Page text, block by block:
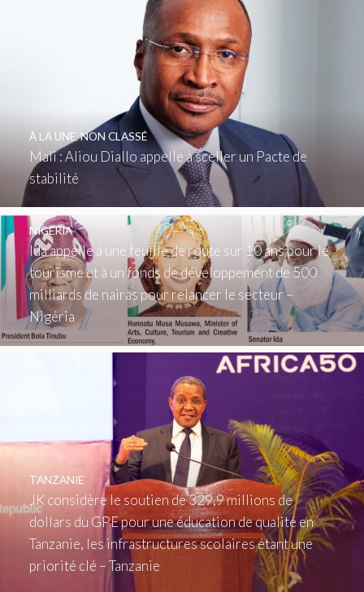
Mali : Aliou Diallo appelle à sceller un Pacte de
stabilité
À LA UNE,NON CLASSÉ
Ida appelle à une feuille de route sur 10 ans pour le
tourisme et à un fonds de développement de 500
milliards de nairas pour relancer le secteur –
Nigéria
NIGERIA
JK considère le soutien de 329,9 millions de
dollars du GPE pour une éducation de qualité en
Tanzanie, les infrastructures scolaires étant une
priorité clé – Tanzanie
TANZANIE